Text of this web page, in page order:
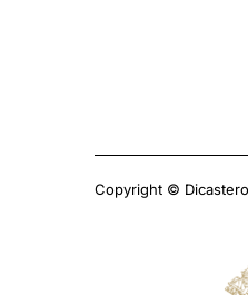
Copyright ©